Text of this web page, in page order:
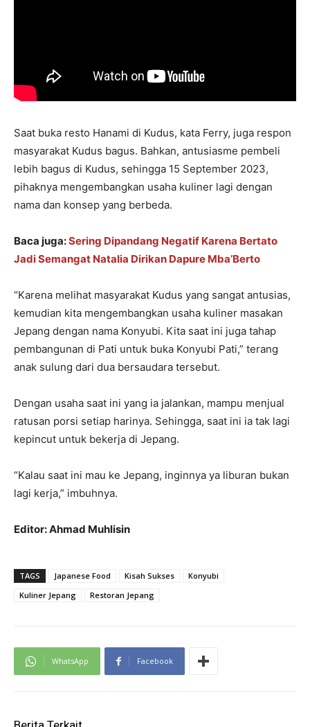
Saat buka resto Hanami di Kudus, kata Ferry, juga respon
masyarakat Kudus bagus. Bahkan, antusiasme pembeli
lebih bagus di Kudus, sehingga 15 September 2023,
pihaknya mengembangkan usaha kuliner lagi dengan
nama dan konsep yang berbeda.
Baca juga:Sering Dipandang Negatif Karena Bertato
Jadi Semangat Natalia Dirikan Dapure Mba’Berto
“Karena melihat masyarakat Kudus yang sangat antusias,
kemudian kita mengembangkan usaha kuliner masakan
Jepang dengan nama Konyubi. Kita saat ini juga tahap
pembangunan di Pati untuk buka Konyubi Pati,” terang
anak sulung dari dua bersaudara tersebut.
Dengan usaha saat ini yang ia jalankan, mampu menjual
ratusan porsi setiap harinya. Sehingga, saat ini ia tak lagi
kepincut untuk bekerja di Jepang.
“Kalau saat ini mau ke Jepang, inginnya ya liburan bukan
lagi kerja,” imbuhnya.
Editor: Ahmad Muhlisin
TAGS Japanese Food Kisah Sukses
Konyubi
Kuliner Jepang
Restoran Jepang
WhatsApp Facebook